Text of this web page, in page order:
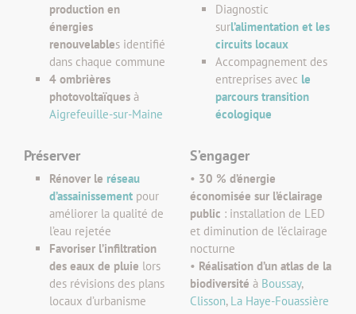
production en
énergies
renouvelables identifié
dans chaque commune
4 ombrières
photovoltaïques à
Aigrefeuille-sur-Maine
Préserver
Rénover le réseau
d’assainissement pour
améliorer la qualité de
l’eau rejetée
Favoriser l’infiltration
des eaux de pluie lors
des révisions des plans
locaux d’urbanisme
Diagnostic
surl’alimentation et les
circuits locaux
Accompagnement des
entreprises avec le
parcours transition
écologique
S’engager
• 30 % d’énergie
économisée sur l’éclairage
public : installation de LED
et diminution de l’éclairage
nocturne
• Réalisation d’un atlas de la
biodiversité à Boussay,
Clisson, La Haye-Fouassière